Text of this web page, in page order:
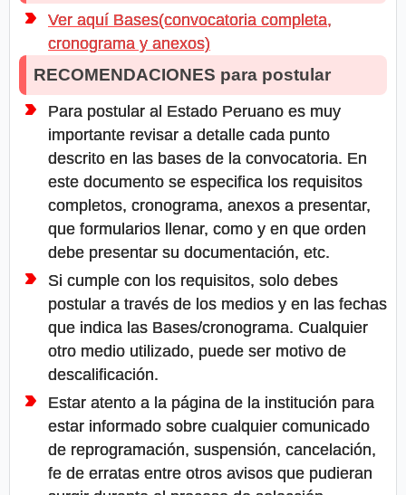
Ver aquí Bases(convocatoria completa,
cronograma y anexos)
RECOMENDACIONES para postular
Para postular al Estado Peruano es muy
importante revisar a detalle cada punto
descrito en las bases de la convocatoria. En
este documento se especifica los requisitos
completos, cronograma, anexos a presentar,
que formularios llenar, como y en que orden
debe presentar su documentación, etc.
Si cumple con los requisitos, solo debes
postular a través de los medios y en las fechas
que indica las Bases/cronograma. Cualquier
otro medio utilizado, puede ser motivo de
descalificación.
Estar atento a la página de la institución para
estar informado sobre cualquier comunicado
de reprogramación, suspensión, cancelación,
fe de erratas entre otros avisos que pudieran